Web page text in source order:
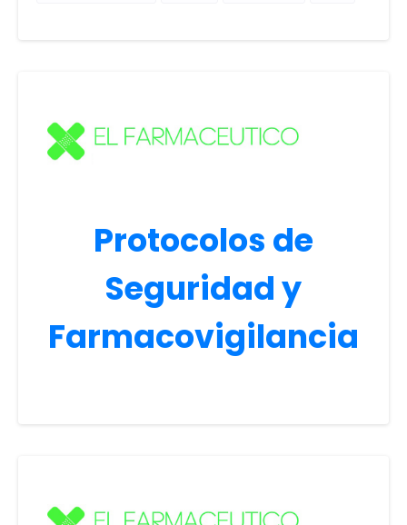
Protocolos de
Seguridad y
Farmacovigilancia